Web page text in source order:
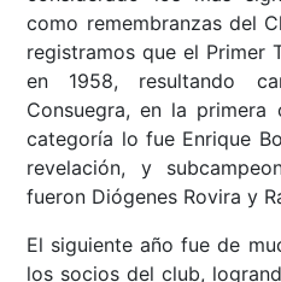
como remembranzas del
registramos que el Primer
en 1958, resultando
Consuegra, en la primera
categoría lo fue Enrique
revelación, y
fueron Diógenes Rovira y
El siguiente año fue de
los socios del club,